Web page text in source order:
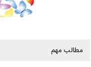
مطالب مهم